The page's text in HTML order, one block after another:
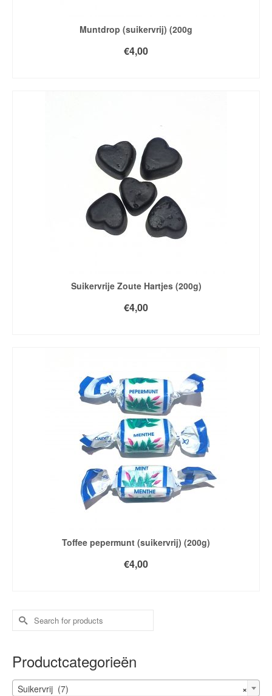
Muntdrop (suikervrij) (200g
€4,00
Suikervrije Zoute Hartjes (200g)
€4,00
Toffee pepermunt (suikervrij) (200g)
€4,00
Search
for:
Productcategorieën
×
Suikervrij (7)